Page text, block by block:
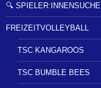
🔍 SPIELER:INNENSUCHE
FREIZEITVOLLEYBALL
TSC KANGAROOS
TSC BUMBLE BEES